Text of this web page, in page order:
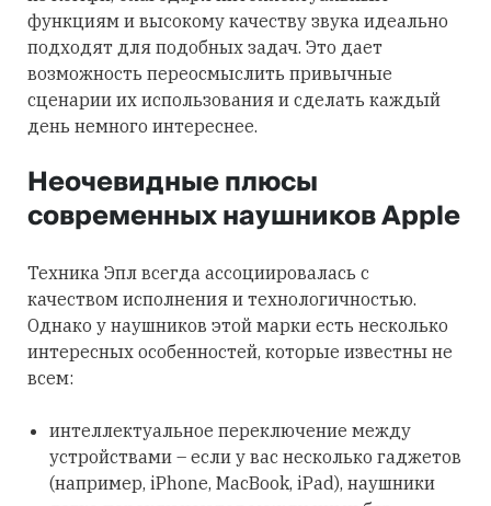
функциям и высокому качеству звука идеально
подходят для подобных задач. Это дает
возможность переосмыслить привычные
сценарии их использования и сделать каждый
день немного интереснее.
Неочевидные плюсы
современных наушников Apple
Техника Эпл всегда ассоциировалась с
качеством исполнения и технологичностью.
Однако у наушников этой марки есть несколько
интересных особенностей, которые известны не
всем:
интеллектуальное переключение между
устройствами – если у вас несколько гаджетов
(например, iPhone, MacBook, iPad), наушники